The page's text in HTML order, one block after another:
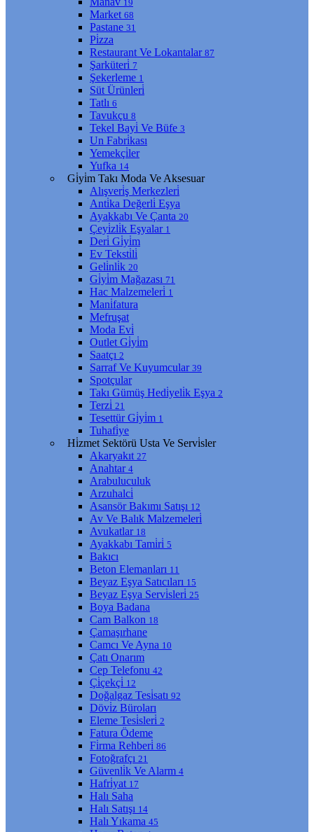
19
Market 68
Pastane 31
Pi̇zza
Restaurant Ve Lokantalar 87
Şarküteri̇ 7
Şekerleme 1
Süt Ürünleri̇
Tatlı 6
Tavukçu 8
Tekel Bayi̇ Ve Büfe 3
Un Fabri̇kası
Yemekçi̇ler
Yufka 14
Gi̇yi̇m Takı Moda Ve Aksesuar
Alışveri̇ş Merkezleri̇
Anti̇ka Değerli̇ Eşya
Ayakkabı Ve Çanta 20
Çeyi̇zli̇k Eşyalar 1
Deri̇ Gi̇yi̇m
Ev Teksti̇li̇
Geli̇nli̇k 20
Gi̇yi̇m Mağazası 71
Hac Malzemeleri̇ 1
Mani̇fatura
Mefruşat
Moda Evi̇
Outlet Gi̇yi̇m
Saatçı 2
Sarraf Ve Kuyumcular 39
Spotçular
Takı Gümüş Hedi̇yeli̇k Eşya 2
Terzi̇ 21
Tesettür Gi̇yi̇m 1
Tuhafi̇ye
Hi̇zmet Sektörü Usta Ve Servi̇sler
Akaryakıt 27
Anahtar 4
Arabuluculuk
Arzuhalci̇
Asansör Bakımı Satışı 12
Av Ve Balık Malzemeleri̇
Avukatlar 18
Ayakkabı Tami̇ri̇ 5
Bakıcı
Beton Elemanları 11
Beyaz Eşya Satıcıları 15
Beyaz Eşya Servi̇sleri̇ 25
Boya Badana
Cam Balkon 18
Çamaşırhane
Camcı Ve Ayna 10
Çatı Onarım
Cep Telefonu 42
Çi̇çekçi̇ 12
Doğalgaz Tesi̇satı 92
Dövi̇z Büroları
Eleme Tesi̇sleri̇ 2
Fatura Ödeme
Fi̇rma Rehberi̇ 86
Fotoğrafçı 21
Güvenli̇k Ve Alarm 4
Hafri̇yat 17
Halı Saha
Halı Satışı 14
Halı Yıkama 45